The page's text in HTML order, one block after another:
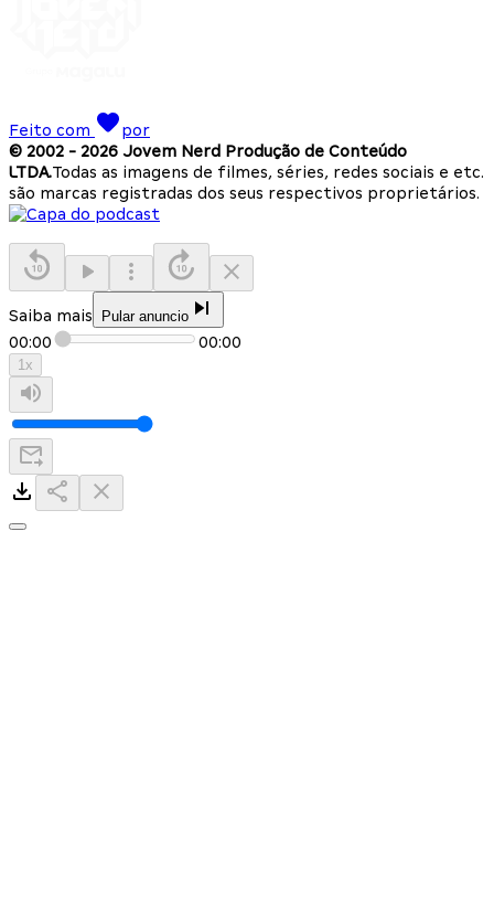
Feito com
por
© 2002 - 2026 Jovem Nerd Produção de Conteúdo
LTDA.Todas as imagens de filmes, séries, redes sociais e etc.
são marcas registradas dos seus respectivos proprietários.
Saiba mais Pular anuncio
00:00 00:00
1x